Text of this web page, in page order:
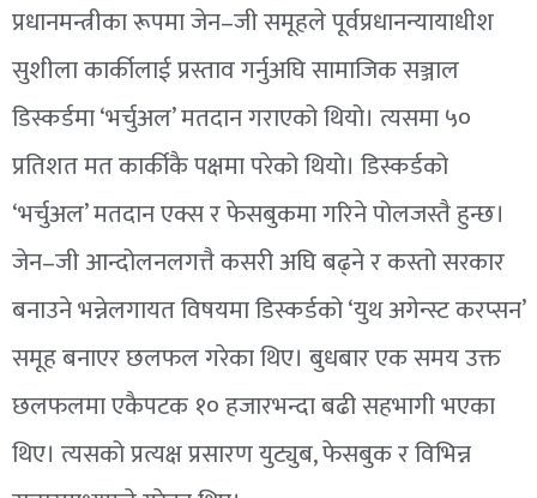
प्रधानमन्त्रीका रूपमा जेन–जी समूहले पूर्वप्रधानन्यायाधीश
सुशीला कार्कीलाई प्रस्ताव गर्नुअघि सामाजिक सञ्जाल
डिस्कर्डमा ‘भर्चुअल’ मतदान गराएको थियो। त्यसमा ५०
प्रतिशत मत कार्कीकै पक्षमा परेको थियो। डिस्कर्डको
‘भर्चुअल’ मतदान एक्स र फेसबुकमा गरिने पोलजस्तै हुन्छ।
जेन–जी आन्दोलनलगत्तै कसरी अघि बढ्ने र कस्तो सरकार
बनाउने भन्नेलगायत विषयमा डिस्कर्डको ‘युथ अगेन्स्ट करप्सन’
समूह बनाएर छलफल गरेका थिए। बुधबार एक समय उक्त
छलफलमा एकैपटक १० हजारभन्दा बढी सहभागी भएका
थिए। त्यसको प्रत्यक्ष प्रसारण युट्युब, फेसबुक र विभिन्न